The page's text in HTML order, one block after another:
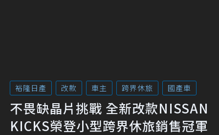
裕隆日產 改款 車主 跨界休旅 國產車
不畏缺晶片挑戰 全新改款NISSAN
KICKS榮登小型跨界休旅銷售冠軍